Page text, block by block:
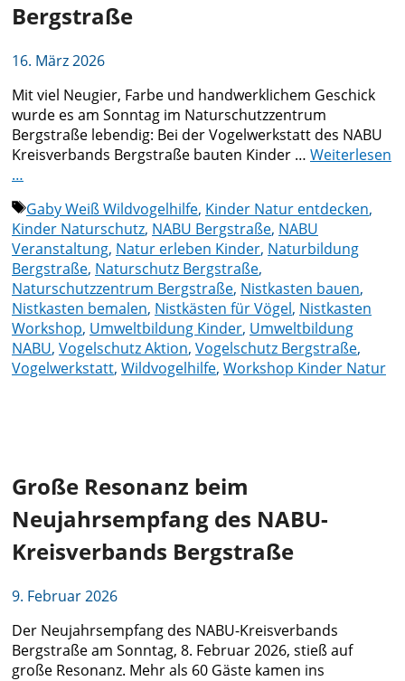
Bergstraße
16. März 2026
Mit viel Neugier, Farbe und handwerklichem Geschick
wurde es am Sonntag im Naturschutzzentrum
Bergstraße lebendig: Bei der Vogelwerkstatt des NABU
Kreisverbands Bergstraße bauten Kinder … Weiterlesen
…
Schlagwörter
Gaby Weiß Wildvogelhilfe, Kinder Natur entdecken,
Kinder Naturschutz, NABU Bergstraße, NABU
Veranstaltung, Natur erleben Kinder, Naturbildung
Bergstraße, Naturschutz Bergstraße,
Naturschutzzentrum Bergstraße, Nistkasten bauen,
Nistkasten bemalen, Nistkästen für Vögel, Nistkasten
Workshop, Umweltbildung Kinder, Umweltbildung
NABU, Vogelschutz Aktion, Vogelschutz Bergstraße,
Vogelwerkstatt, Wildvogelhilfe, Workshop Kinder Natur
Große Resonanz beim
Neujahrsempfang des NABU-
Kreisverbands Bergstraße
9. Februar 2026
Der Neujahrsempfang des NABU-Kreisverbands
Bergstraße am Sonntag, 8. Februar 2026, stieß auf
große Resonanz. Mehr als 60 Gäste kamen ins